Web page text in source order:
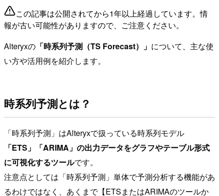
この記事は公開されてから1年以上経過しています。情
報が古い可能性がありますので、ご注意ください。
Alteryxの 「時系列予測（TS Forecast）」 について、主な使
い方や活用例を紹介します。
時系列予測とは？
「時系列予測」はAlteryxで扱っている時系列モデル
「ETS」「ARIMA」の出力データをグラフやテーブル形式
に可視化するツールです。
注意点としては「時系列予測」単体で予測分析する機能があ
るわけではなく、あくまで【ETSまたはARIMAのツールか